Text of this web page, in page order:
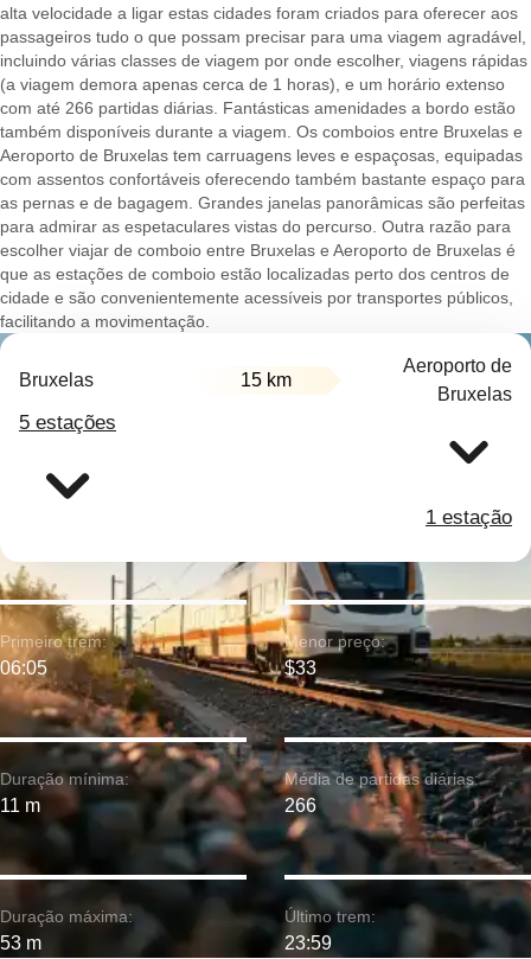
alta velocidade a ligar estas cidades foram criados para oferecer aos
passageiros tudo o que possam precisar para uma viagem agradável,
incluindo várias classes de viagem por onde escolher, viagens rápidas
(a viagem demora apenas cerca de 1 horas), e um horário extenso
com até 266 partidas diárias. Fantásticas amenidades a bordo estão
também disponíveis durante a viagem. Os comboios entre Bruxelas e
Aeroporto de Bruxelas tem carruagens leves e espaçosas, equipadas
com assentos confortáveis oferecendo também bastante espaço para
as pernas e de bagagem. Grandes janelas panorâmicas são perfeitas
para admirar as espetaculares vistas do percurso. Outra razão para
escolher viajar de comboio entre Bruxelas e Aeroporto de Bruxelas é
que as estações de comboio estão localizadas perto dos centros de
cidade e são convenientemente acessíveis por transportes públicos,
facilitando a movimentação.
Bruxelas 15 km
Aeroporto de
Bruxelas
5 estações
1 estação
Duração mínima:
11 m
Primeiro trem:
06:05
Duração máxima:
53 m
Menor preço:
$33
Média de partidas diárias:
266
Último trem:
23:59